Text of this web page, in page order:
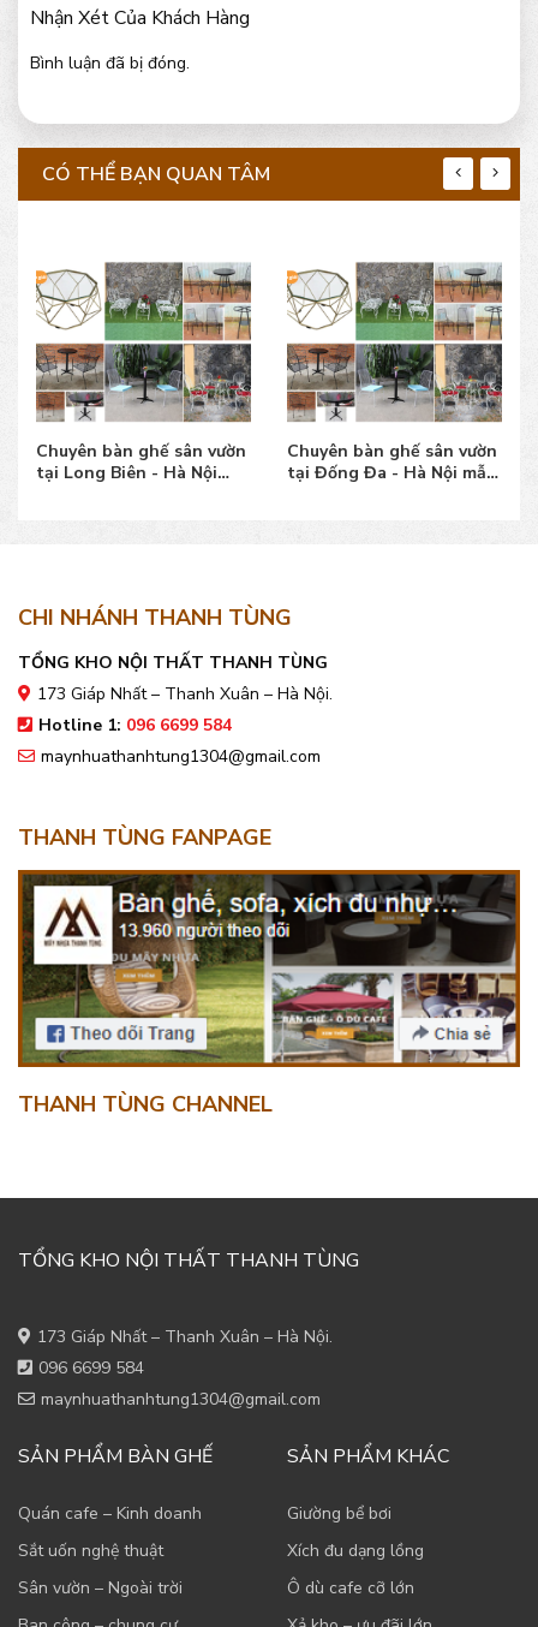
Nhận Xét Của Khách Hàng
Bình luận đã bị đóng.
CÓ THỂ BẠN QUAN TÂM
Chuyên bàn ghế sân vườn
tại Long Biên - Hà Nội
Chuyên bàn ghế sân vườn
tại Đống Đa - Hà Nội mẫu
CHI NHÁNH THANH TÙNG
TỔNG KHO NỘI THẤT THANH TÙNG
173 Giáp Nhất – Thanh Xuân – Hà Nội.
Hotline 1: 096 6699 584
maynhuathanhtung1304@gmail.com
THANH TÙNG FANPAGE
THANH TÙNG CHANNEL
TỔNG KHO NỘI THẤT THANH TÙNG
173 Giáp Nhất – Thanh Xuân – Hà Nội.
096 6699 584
maynhuathanhtung1304@gmail.com
SẢN PHẨM BÀN GHẾ
Quán cafe – Kinh doanh
Sắt uốn nghệ thuật
Sân vườn – Ngoài trời
SẢN PHẨM KHÁC
Giường bể bơi
Xích đu dạng lồng
Ô dù cafe cỡ lớn